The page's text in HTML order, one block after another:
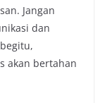
Jangan
dan
akan bertahan